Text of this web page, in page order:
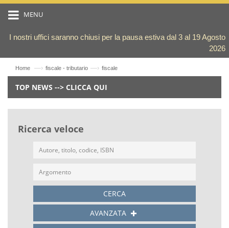
MENU
I nostri uffici saranno chiusi per la pausa estiva dal 3 al 19 Agosto
2026
Home —› fiscale - tributario —› fiscale
TOP NEWS --> CLICCA QUI
Ricerca veloce
CERCA
AVANZATA